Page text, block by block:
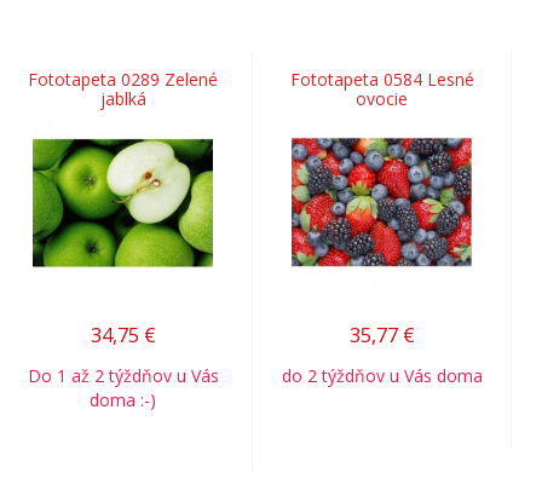
Fototapeta 0289 Zelené
jablká
34,75 €
Do 1 až 2 týždňov u Vás
doma :-)
Fototapeta 0584 Lesné
ovocie
35,77 €
do 2 týždňov u Vás doma